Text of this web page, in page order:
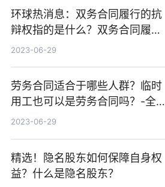
环球热消息：双务合同履行的抗
辩权指的是什么？双务合同履行
抗辩权的内容
2023-06-29
劳务合同适合于哪些人群？临时
用工也可以是劳务合同吗？-全球
热点
2023-06-29
精选！隐名股东如何保障自身权
益？什么是隐名股东？